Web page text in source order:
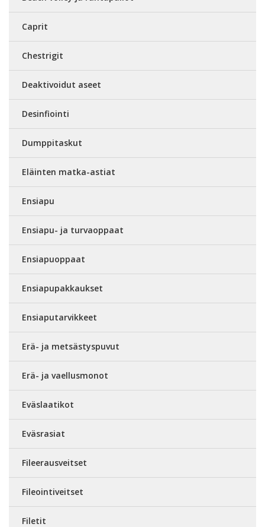
Caprit
Chestrigit
Deaktivoidut aseet
Desinfiointi
Dumppitaskut
Eläinten matka-astiat
Ensiapu
Ensiapu- ja turvaoppaat
Ensiapuoppaat
Ensiapupakkaukset
Ensiaputarvikkeet
Erä- ja metsästyspuvut
Erä- ja vaellusmonot
Eväslaatikot
Eväsrasiat
Fileerausveitset
Fileointiveitset
Filetit